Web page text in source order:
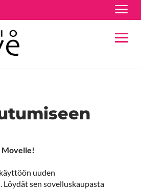
Movelle!
uuden
Löydät sen sovelluskaupasta